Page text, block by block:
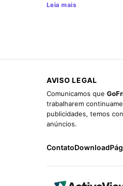
Leia mais
AVISO LEGAL
Comunicamos que
trabalharem
publicidades, temos
anúncios.
ContatoDownload